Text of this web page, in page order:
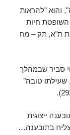
והוא "להראות
השופטת חיות
נ' עיריית ת"א, תק – מח
סביר שבמהלך
טובה"
ייצוגית
בתובענה…